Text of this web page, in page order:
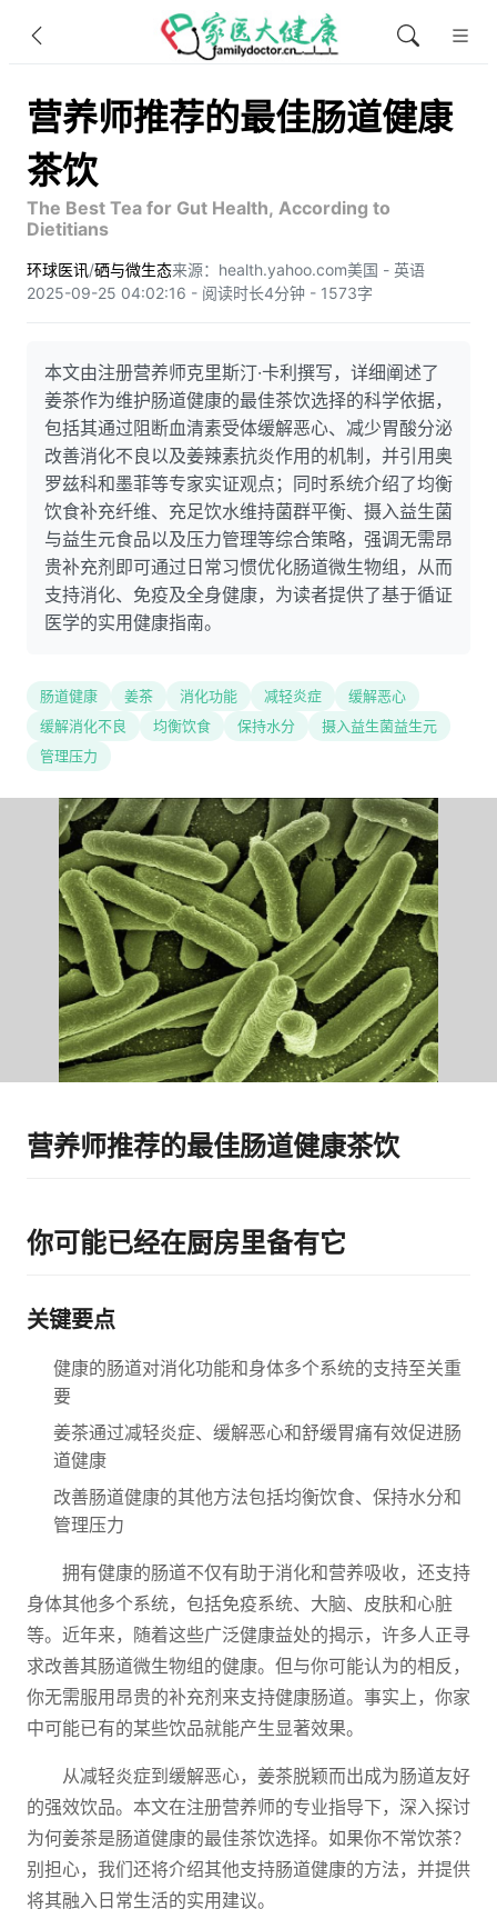
营养师推荐的最佳肠道健康
茶饮
The Best Tea for Gut Health, According to
Dietitians
环球医讯/硒与微生态来源：health.yahoo.com美国 - 英语
2025-09-25 04:02:16 - 阅读时长4分钟 - 1573字
本文由注册营养师克里斯汀·卡利撰写，详细阐述了
姜茶作为维护肠道健康的最佳茶饮选择的科学依据，
包括其通过阻断血清素受体缓解恶心、减少胃酸分泌
改善消化不良以及姜辣素抗炎作用的机制，并引用奥
罗兹科和墨菲等专家实证观点；同时系统介绍了均衡
饮食补充纤维、充足饮水维持菌群平衡、摄入益生菌
与益生元食品以及压力管理等综合策略，强调无需昂
贵补充剂即可通过日常习惯优化肠道微生物组，从而
支持消化、免疫及全身健康，为读者提供了基于循证
医学的实用健康指南。
肠道健康 姜茶 消化功能 减轻炎症
缓解恶心
缓解消化不良
均衡饮食 保持水分
摄入益生菌益生元
管理压力
营养师推荐的最佳肠道健康茶饮
你可能已经在厨房里备有它
关键要点
健康的肠道对消化功能和身体多个系统的支持至关重
要
姜茶通过减轻炎症、缓解恶心和舒缓胃痛有效促进肠
道健康
改善肠道健康的其他方法包括均衡饮食、保持水分和
管理压力
拥有健康的肠道不仅有助于消化和营养吸收，还支持
身体其他多个系统，包括免疫系统、大脑、皮肤和心脏
等。近年来，随着这些广泛健康益处的揭示，许多人正寻
求改善其肠道微生物组的健康。但与你可能认为的相反，
你无需服用昂贵的补充剂来支持健康肠道。事实上，你家
中可能已有的某些饮品就能产生显著效果。
从减轻炎症到缓解恶心，姜茶脱颖而出成为肠道友好
的强效饮品。本文在注册营养师的专业指导下，深入探讨
为何姜茶是肠道健康的最佳茶饮选择。如果你不常饮茶？
别担心，我们还将介绍其他支持肠道健康的方法，并提供
将其融入日常生活的实用建议。